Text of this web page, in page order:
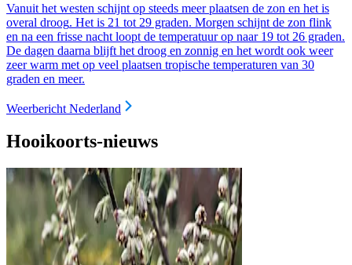
Vanuit het westen schijnt op steeds meer plaatsen de zon en het is
overal droog. Het is 21 tot 29 graden. Morgen schijnt de zon flink
en na een frisse nacht loopt de temperatuur op naar 19 tot 26 graden.
De dagen daarna blijft het droog en zonnig en het wordt ook weer
zeer warm met op veel plaatsen tropische temperaturen van 30
graden en meer.
Weerbericht Nederland
Hooikoorts-nieuws